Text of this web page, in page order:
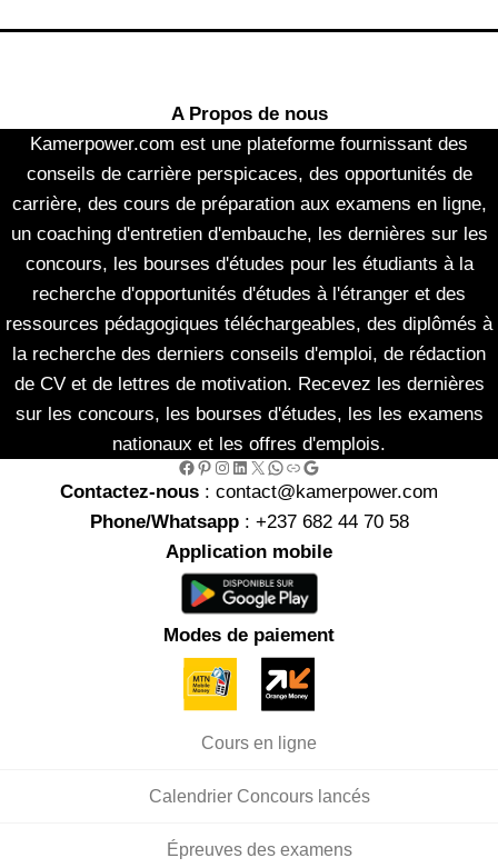
A Propos de nous
Kamerpower.com est une plateforme fournissant des
conseils de carrière perspicaces, des opportunités de
carrière, des cours de préparation aux examens en ligne,
un coaching d'entretien d'embauche, les dernières sur les
concours, les bourses d'études pour les étudiants à la
recherche d'opportunités d'études à l'étranger et des
ressources pédagogiques téléchargeables, des diplômés à
la recherche des derniers conseils d'emploi, de rédaction
de CV et de lettres de motivation. Recevez les dernières
sur les concours, les bourses d'études, les les examens
nationaux et les offres d'emplois.
Facebook Pinterest Instagram LinkedIn X WhatsApp Link Google
Contactez-nous : contact@kamerpower.com
Phone/Whatsapp: +237 682 44 70 58
Application mobile
Modes de paiement
Cours en ligne
Calendrier Concours lancés
Épreuves des examens